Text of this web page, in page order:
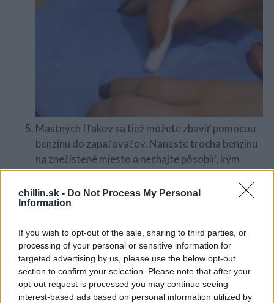
chillin.sk - Do Not Process My Personal
Information
If you wish to opt-out of the sale, sharing to third parties, or
processing of your personal or sensitive information for
targeted advertising by us, please use the below opt-out
section to confirm your selection. Please note that after your
opt-out request is processed you may continue seeing
interest-based ads based on personal information utilized by
Mastných fľakov sa tiež môžete zbaviť pomocou
benzínu do zapaľovačov. Naneste trocha benzínu
na znečistené miesto a nechajte pôsobiť, kým
benzín nevypŕchne. Postup opakujte až kým sa
fľak úplne nestratí. Odev potom operte v práčke.
e
a
r
c
h
o
r